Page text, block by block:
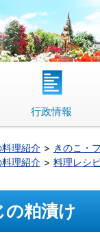
野市 「故郷」のふ
行政情報
理紹介 きのこ・
理紹介 料理レシ
の粕漬け